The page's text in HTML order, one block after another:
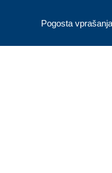
Pogosta vprašanja